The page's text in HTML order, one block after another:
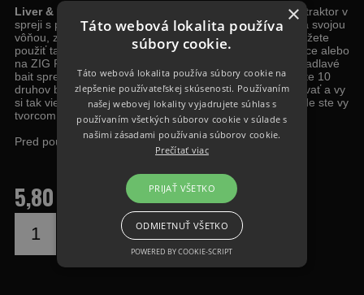
Liver & Krill Bait Spray 50ml -
je intenzívny, živočíšny atraktor v
spreji s príchuťou pečene a krillu, ktorý nerozpúšťa PVA a svojou
vôňou, zložením zintenzívni vašu nástrahu.Bait spray môžete
použiť tak na boilies, pelety, či umelé červy, umelé kukurice alebo
na ZIG RIG peny. Liver & Krill Bait Spray patrí medzi smradlavé
bait spreye, ktoré máme v ponuke.V našej ponuke nájdete 10
druhov bait spreyov, ktoré sa dajú medzi sebou kombinovať a vy
si tak viete spraviť ORIGINÁLNU neokúkanú nástrahu, kde ste vy
tvorcom svojho úspechu.
Pred použitím je vhodné ho pretrepať.
5,80 €
DO KOŠÍKA
×
Táto webová lokalita používa
súbory cookie.
Táto webová lokalita používa súbory cookie na
zlepšenie používateľskej skúsenosti. Používaním
našej webovej lokality vyjadrujete súhlas s
používaním všetkých súborov cookie v súlade s
našimi zásadami používania súborov cookie.
Prečítať viac
PRIJAŤ VŠETKO
ODMIETNUŤ VŠETKO
POWERED BY COOKIE-SCRIPT